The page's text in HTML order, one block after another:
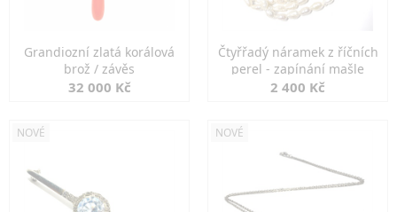
Grandiozní zlatá korálová
brož / závěs
32 000 Kč
Čtyřřadý náramek z říčních
perel - zapínání mašle
2 400 Kč
NOVÉ NOVÉ